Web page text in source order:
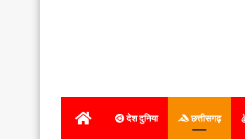
होम देश दुनिया छत्तीसगढ़